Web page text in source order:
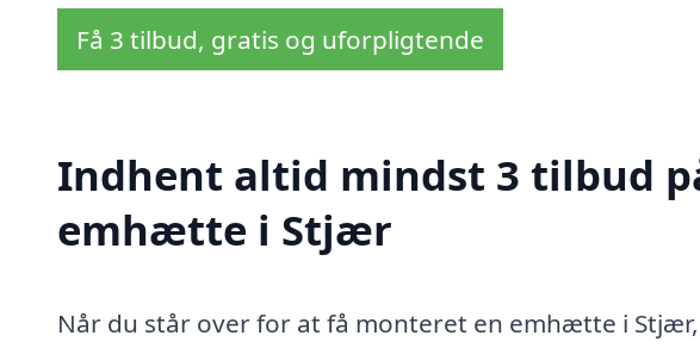
Få 3 tilbud, gratis og uforpligtende
Indhent altid mindst 3 tilbud
emhætte i Stjær
Når du står over for at få monteret en emhætte i